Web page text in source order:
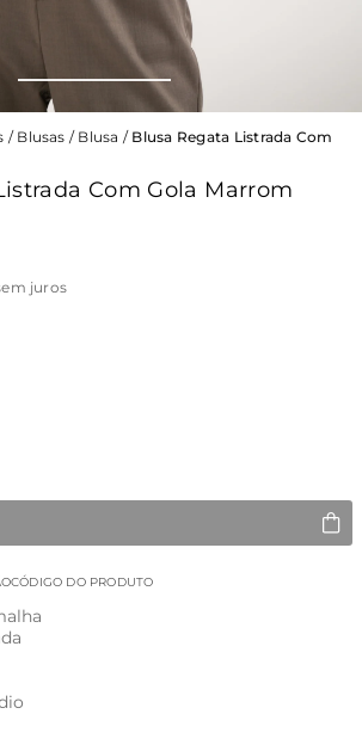
/ Blusas / Blusa / Blusa Regata Listrada Com
Com Gola Marrom
juros
CÓDIGO DO PRODUTO